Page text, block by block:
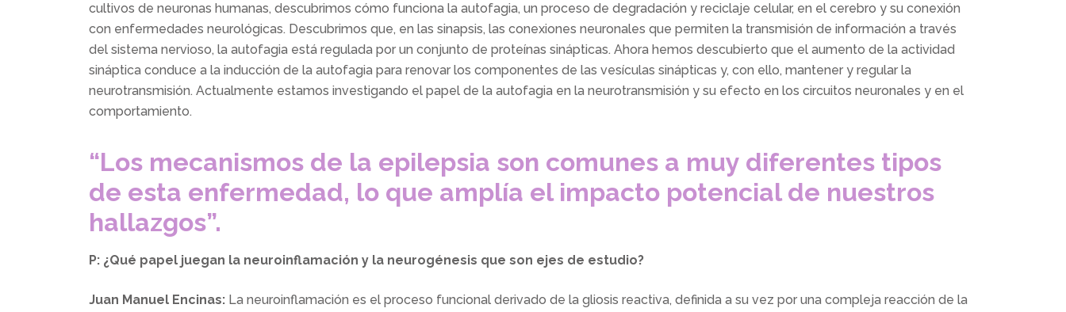
cultivos de neuronas humanas, descubrimos cómo funciona la autofagia, un proceso de degradación y reciclaje celular, en el cerebro y su conexión
con enfermedades neurológicas. Descubrimos que, en las sinapsis, las conexiones neuronales que permiten la transmisión de información a través
del sistema nervioso, la autofagia está regulada por un conjunto de proteínas sinápticas. Ahora hemos descubierto que el aumento de la actividad
sináptica conduce a la inducción de la autofagia para renovar los componentes de las vesículas sinápticas y, con ello, mantener y regular la
neurotransmisión. Actualmente estamos investigando el papel de la autofagia en la neurotransmisión y su efecto en los circuitos neuronales y en el
comportamiento.
“Los mecanismos de la epilepsia son comunes a muy diferentes tipos
de esta enfermedad, lo que amplía el impacto potencial de nuestros
hallazgos”.
P: ¿Qué papel juegan la neuroinflamación y la neurogénesis que son ejes de estudio?
Juan Manuel Encinas: La neuroinflamación es el proceso funcional derivado de la gliosis reactiva, definida a su vez por una compleja reacción de la